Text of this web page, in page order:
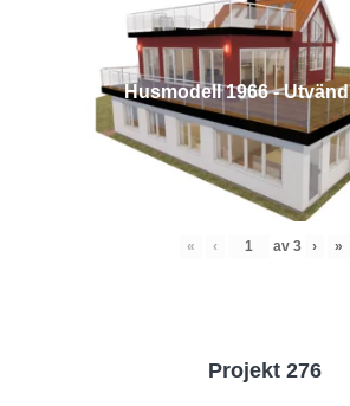
Husmodell 1966 -
« ‹ av 3 › »
Projekt 276